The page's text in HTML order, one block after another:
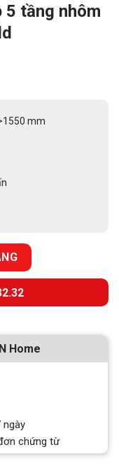
5 tầng nhôm
mm
cấp màu ghi
Home
ngày
chứng từ